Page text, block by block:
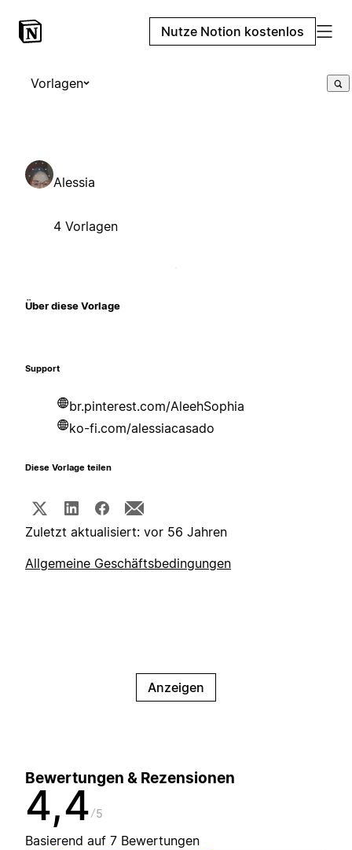
Nutze Notion kostenlos
Vorlagen
Alessia
4 Vorlagen
Über diese Vorlage
Support
br.pinterest.com/AleehSophia
ko-fi.com/alessiacasado
Diese Vorlage teilen
Zuletzt aktualisiert: vor 56 Jahren
Allgemeine Geschäftsbedingungen
Anzeigen
Bewertungen & Rezensionen
4,4 5
Basierend auf 7 Bewertungen